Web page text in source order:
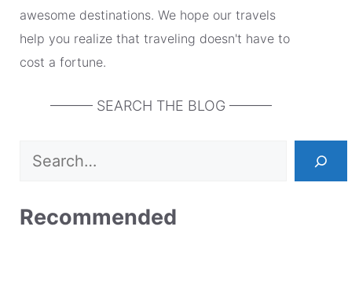
awesome destinations. We hope our travels
help you realize that traveling doesn't have to
cost a fortune.
——— SEARCH THE BLOG ———
Search
Recommended